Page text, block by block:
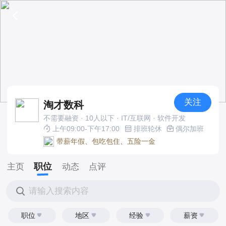
淘才数科 关注
不需要融资 · 10人以下 · IT/互联网 · 软件开发
上午09:00-下午17:00
排班轮休
偶尔加班
带薪年假、包吃包住、五险一金
主页 职位 动态 点评
请输入搜索内容
职位 地区 经验 薪资